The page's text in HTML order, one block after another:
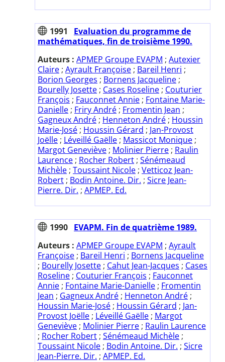
1991
Evaluation du programme de
mathématiques, fin de troisième 1990.
Auteurs : APMEP Groupe EVAPM ; Autexier
Claire ; Ayrault Françoise ; Bareil Henri ;
Borion Georges ; Bornens Jacqueline ;
Bourelly Josette ; Cases Roseline ; Couturier
François ; Fauconnet Annie ; Fontaine Marie-
Danielle ; Friry André ; Fromentin Jean ;
Gagneux André ; Henneton André ; Houssin
Marie-José ; Houssin Gérard ; Jan-Provost
Joëlle ; Léveillé Gaëlle ; Massicot Monique ;
Margot Geneviève ; Molinier Pierre ; Raulin
Laurence ; Rocher Robert ; Sénémeaud
Michèle ; Toussaint Nicole ; Vetticoz Jean-
Robert ; Bodin Antoine. Dir. ; Sicre Jean-
Pierre. Dir. ; APMEP. Ed.
1990 EVAPM. Fin de quatrième 1989.
Auteurs : APMEP Groupe EVAPM ; Ayrault
Françoise ; Bareil Henri ; Bornens Jacqueline
; Bourelly Josette ; Cahut Jean-Jacques ; Cases
Roseline ; Couturier François ; Fauconnet
Annie ; Fontaine Marie-Danielle ; Fromentin
Jean ; Gagneux André ; Henneton André ;
Houssin Marie-José ; Houssin Gérard ; Jan-
Provost Joëlle ; Léveillé Gaëlle ; Margot
Geneviève ; Molinier Pierre ; Raulin Laurence
; Rocher Robert ; Sénémeaud Michèle ;
Toussaint Nicole ; Bodin Antoine. Dir. ; Sicre
Jean-Pierre. Dir. ; APMEP. Ed.